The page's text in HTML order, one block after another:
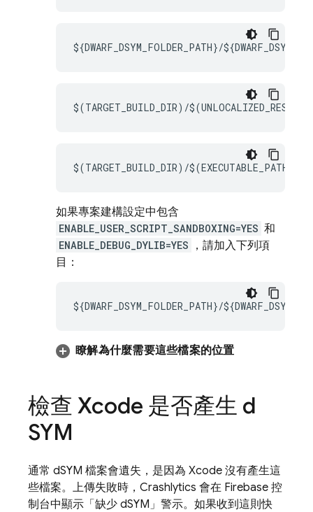
${DWARF_DSYM_FOLDER_PATH}/
$(TARGET_BUILD_DIR)/
$(TARGET_BUILD_DIR)/$(EXECUTABLE_PATH)
如果專案建構設定中包含
ENABLE_USER_SCRIPT_SANDBOXING=YES 和
ENABLE_DEBUG_DYLIB=YES
，請加入下列項
目：
${DWARF_DSYM_FOLDER_PATH}/
瞭解為什麼需要這些檔案的位置
檢查 Xcode 是否產生 d
SYM
通常 dSYM 檔案會遺失，是因為 Xcode 沒有產生這
些檔案。上傳失敗時， Crashlytics 會在 Firebase 控
制台中顯示「缺少 dSYM」警示。如果收到這則快